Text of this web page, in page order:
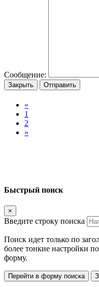
Сообщение:
Закрыть Отправить
«
1
2
»
Быстрый поиск
×
Введите строку поиска
Поиск идет только по
более тонкие настройки
форму.
Перейти в форму поиска